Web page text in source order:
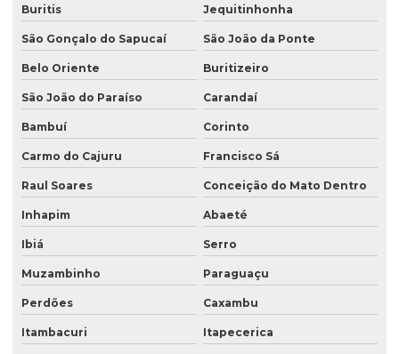
Buritis Jequitinhonha
São Gonçalo do Sapucaí São João da Ponte
Belo Oriente Buritizeiro
São João do Paraíso Carandaí
Bambuí Corinto
Carmo do Cajuru Francisco Sá
Raul Soares Conceição do Mato Dentro
Inhapim Abaeté
Ibiá Serro
Muzambinho Paraguaçu
Perdões Caxambu
Itambacuri Itapecerica